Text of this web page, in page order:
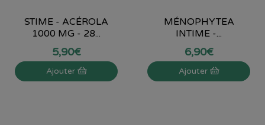
STIME - ACÉROLA
1000 MG - 28...
5,90€
Ajouter
MÉNOPHYTEA
INTIME -...
6,90€
Ajouter